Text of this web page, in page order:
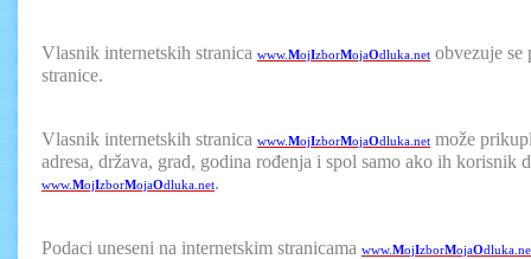
Vlasnik internetskih stranica www.MojIzborMojaOdluka.net obvezuje se
stranice.
Vlasnik internetskih stranica www.MojIzborMojaOdluka.net može
adresa, država, grad, godina rođenja i spol samo ako ih korisnik
www.MojIzborMojaOdluka.net.
Podaci uneseni na internetskim stranicama www.MojIzborMojaO